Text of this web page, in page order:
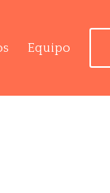
Equipo